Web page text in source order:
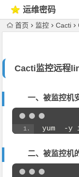
运维密码
首页 监控 Cacti
Cacti监控远程
一、被监控机
yum  -y
二、被监控机